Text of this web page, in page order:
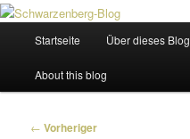
Startseite Über dieses Blog
About this blog
Beitragsnavigation
← Vorheriger